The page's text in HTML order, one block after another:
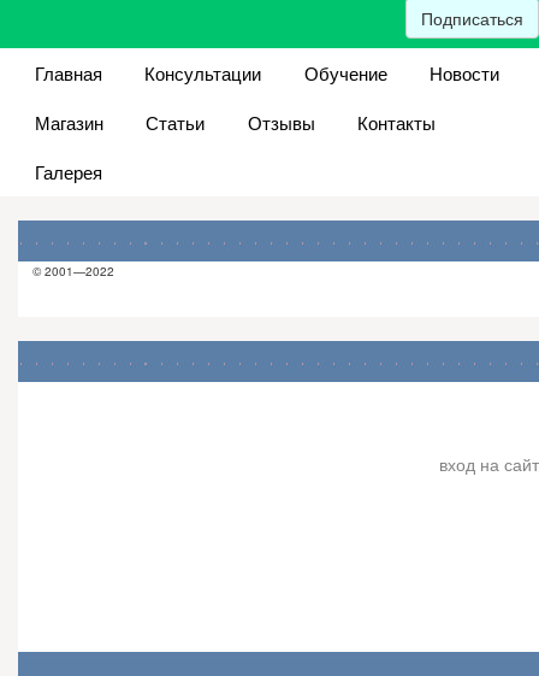
Подписаться
Главная Консультации Обучение
Новости
Магазин
Статьи Отзывы
Контакты
Галерея
© 2001—2022
вход на сайт